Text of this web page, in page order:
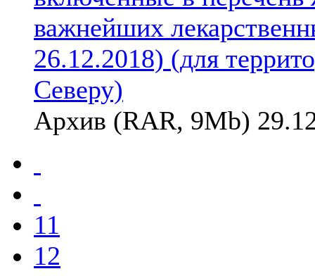
важнейших
26.12.2018) (для
Северу)
Архив (RAR, 9Mb)
11
12